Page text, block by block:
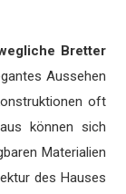
Bretter
Aussehen
oft
können sich
Materialien
des Hauses